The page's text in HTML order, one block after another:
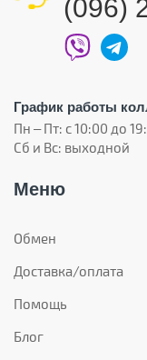
(096)
График работы
Пн – Пт: с 10:00 до
Сб и Вс: выходной
Меню
Обмен
Доставка/оплата
Помощь
Блог